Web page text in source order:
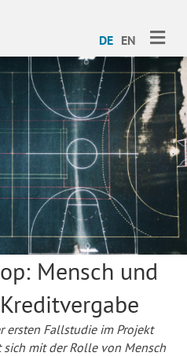
DE EN
Mensch und
ersten Fallstudie im Projekt
mit der Rolle von Mensch